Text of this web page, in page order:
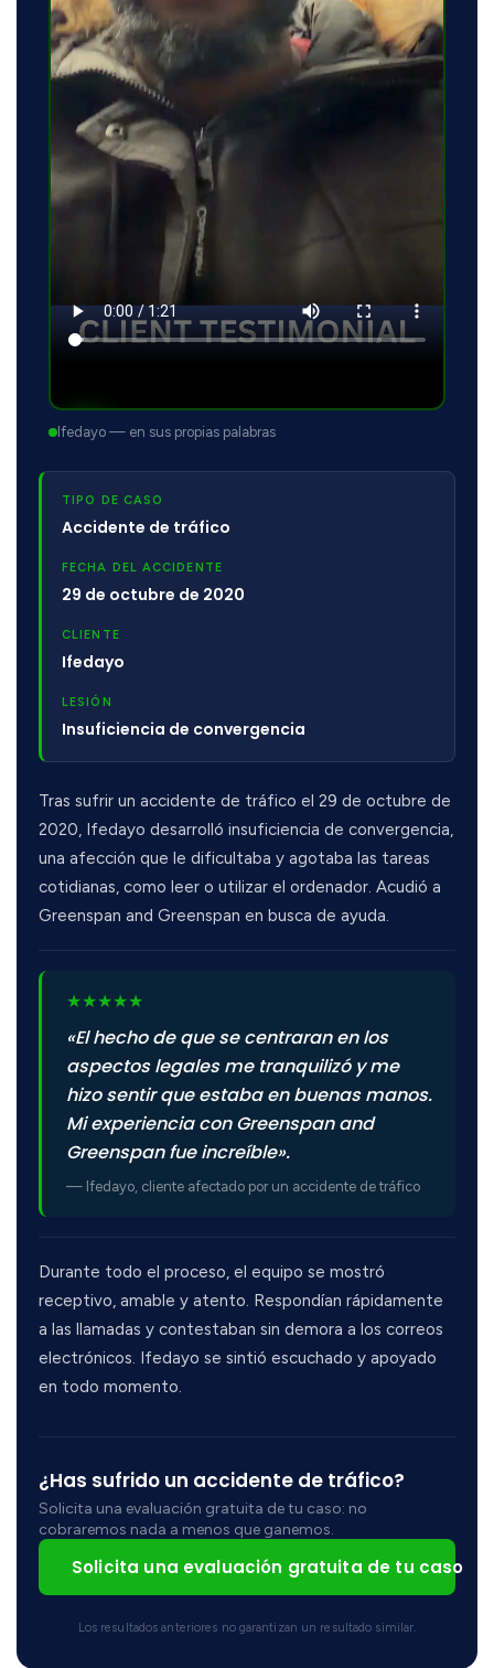
Ifedayo — en sus propias palabras
TIPO DE CASO
Accidente de tráfico
FECHA DEL ACCIDENTE
29 de octubre de 2020
CLIENTE
Ifedayo
LESIÓN
Insuficiencia de convergencia
Tras sufrir un accidente de tráfico el 29 de octubre de
2020, Ifedayo desarrolló insuficiencia de convergencia,
una afección que le dificultaba y agotaba las tareas
cotidianas, como leer o utilizar el ordenador. Acudió a
Greenspan and Greenspan en busca de ayuda.
★★★★★
«El hecho de que se centraran en los
aspectos legales me tranquilizó y me
hizo sentir que estaba en buenas manos.
Mi experiencia con Greenspan and
Greenspan fue increíble».
— Ifedayo, cliente afectado por un accidente de tráfico
Durante todo el proceso, el equipo se mostró
receptivo, amable y atento. Respondían rápidamente
a las llamadas y contestaban sin demora a los correos
electrónicos. Ifedayo se sintió escuchado y apoyado
en todo momento.
¿Has sufrido un accidente de tráfico?
Solicita una evaluación gratuita de tu caso: no
cobraremos nada a menos que ganemos.
Solicita una evaluación gratuita de tu caso
Los resultados anteriores no garantizan un resultado similar.